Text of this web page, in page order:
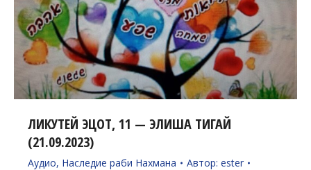
ЛИКУТЕЙ ЭЦОТ, 11 — ЭЛИША ТИГАЙ
(21.09.2023)
Аудио, Наследие раби Нахмана Автор: ester